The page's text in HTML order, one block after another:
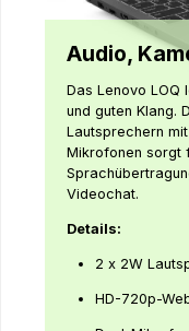
Audio,
Das Lenovo LOQ
und guten Klang.
Lautsprechern mit
Mikrofonen sorgt
Videochat.
Details:
2 x 2W
HD-720p-